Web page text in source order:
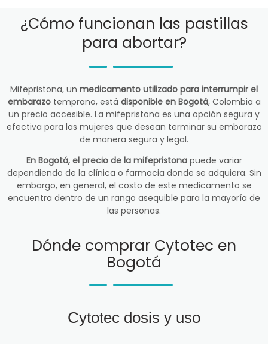
¿Cómo funcionan las pastillas
para abortar?
Mifepristona, un medicamento utilizado para interrumpir el
embarazotemprano, está disponible en Bogotá, Colombia a
un precio accesible. La mifepristona es una opción segura y
efectiva para las mujeres que desean terminar su embarazo
de manera segura y legal.
En Bogotá, el precio de la mifepristonapuede variar
dependiendo de la clínica o farmacia donde se adquiera. Sin
embargo, en general, el costo de este medicamento se
encuentra dentro de un rango asequible para la mayoría de
las personas.
Dónde comprar Cytotec en
Bogotá
Cytotec dosis y uso